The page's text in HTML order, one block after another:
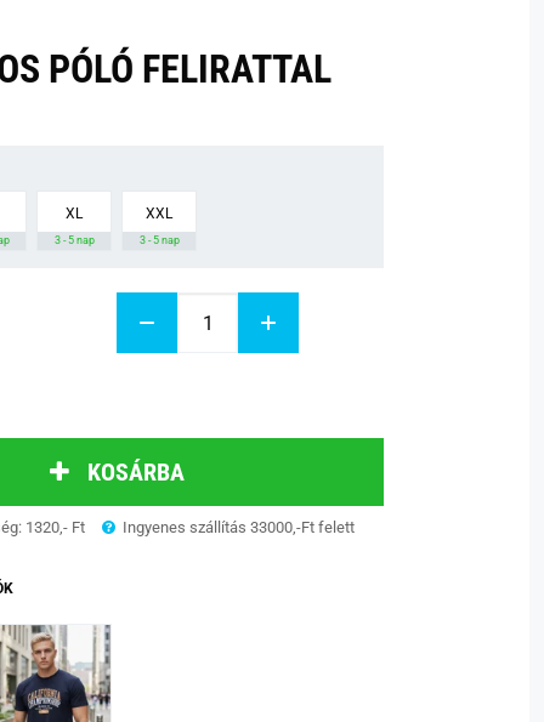
PÓLÓ FELIRATTAL
XL
3 - 5 nap
XXL
3 - 5 nap
KOSÁRBA
1320,- Ft Ingyenes szállítás 33000,-Ft felett